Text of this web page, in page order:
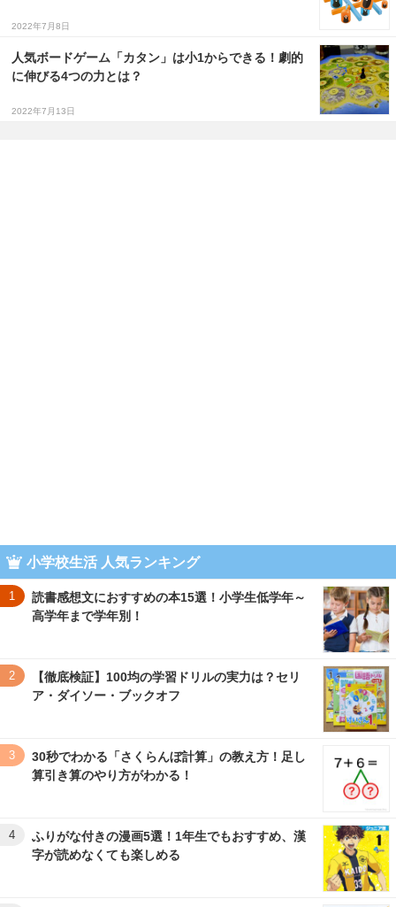
2022年7月8日
人気ボードゲーム「カタン」は小1からできる！劇的
に伸びる4つの力とは？
2022年7月13日
小学校生活 人気ランキング
1
読書感想文におすすめの本15選！小学生低学年～
高学年まで学年別！
2
【徹底検証】100均の学習ドリルの実力は？セリ
ア・ダイソー・ブックオフ
3
30秒でわかる「さくらんぼ計算」の教え方！足し
算引き算のやり方がわかる！
4
ふりがな付きの漫画5選！1年生でもおすすめ、漢
字が読めなくても楽しめる